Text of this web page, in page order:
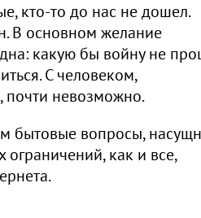
кто-то до нас не дошел.
В основном желание
какую бы войну не
С человеком,
почти невозможно.
бытовые вопросы,
как и все,